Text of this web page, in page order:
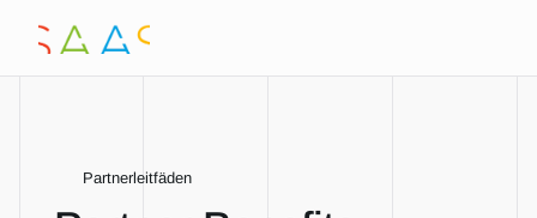
Partnerleitfäden